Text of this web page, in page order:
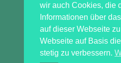
wir auch Cookies, die
Informationen über
auf dieser Webseite
Webseite auf Basis
stetig zu verbessern.